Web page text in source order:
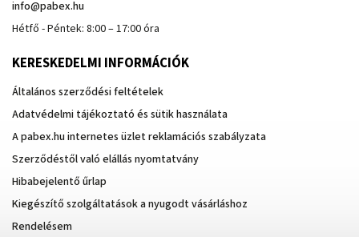
info@pabex.hu
Hétfő - Péntek: 8:00 – 17:00 óra
KERESKEDELMI INFORMÁCIÓK
Általános szerződési feltételek
Adatvédelmi tájékoztató és sütik használata
A pabex.hu internetes üzlet reklamációs szabályzata
Szerződéstől való elállás nyomtatvány
Hibabejelentő űrlap
Kiegészítő szolgáltatások a nyugodt vásárláshoz
Rendelésem